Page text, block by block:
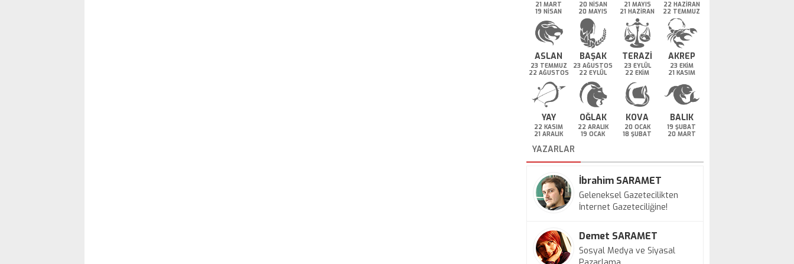
21 MART
19 NİSAN
20 NİSAN
20 MAYIS
21 MAYIS
21 HAZİRAN
22 HAZİRAN
22 TEMMUZ
ASLAN
23 TEMMUZ
22 AĞUSTOS
BAŞAK
23 AĞUSTOS
22 EYLÜL
TERAZİ
23 EYLÜL
22 EKİM
AKREP
23 EKİM
21 KASIM
YAY
22 KASIM
21 ARALIK
OĞLAK
22 ARALIK
19 OCAK
KOVA
20 OCAK
18 ŞUBAT
BALIK
19 ŞUBAT
20 MART
YAZARLAR
İbrahim SARAMET
Geleneksel Gazetecilikten
İnternet Gazeteciliğine!
Demet SARAMET
Sosyal Medya ve Siyasal